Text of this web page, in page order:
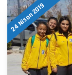
24 Nisan 2019